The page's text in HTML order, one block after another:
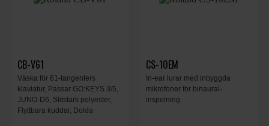
CB-V61
Väska för 61-tangenters
klaviatur, Passar GO:KEYS 3/5,
JUNO-D6, Slitstark polyester,
Flyttbara kuddar, Dolda
CS-10EM
In-ear lurar med inbyggda
mikrofoner för binaural-
inspelning.